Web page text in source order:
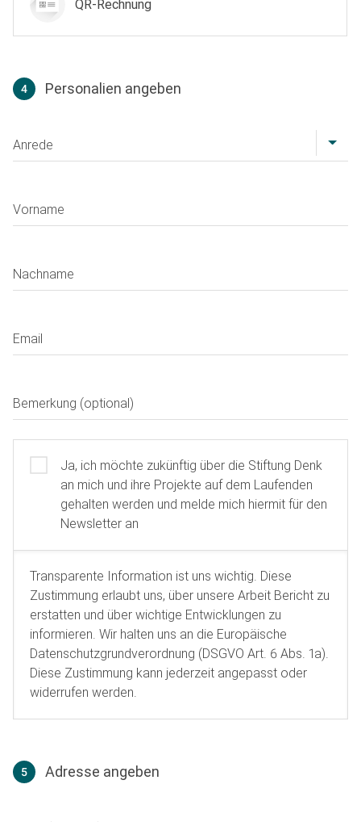
QR-Rechnung
4 Personalien angeben
Anrede
Vorname
Nachname
Email
Bemerkung (optional)
Ja, ich möchte zukünftig über die Stiftung Denk
an mich und ihre Projekte auf dem Laufenden
gehalten werden und melde mich hiermit für den
Newsletter an
Transparente Information ist uns wichtig. Diese
Zustimmung erlaubt uns, über unsere Arbeit Bericht zu
erstatten und über wichtige Entwicklungen zu
informieren. Wir halten uns an die Europäische
Datenschutzgrundverordnung (DSGVO Art. 6 Abs. 1a).
Diese Zustimmung kann jederzeit angepasst oder
widerrufen werden.
5 Adresse angeben